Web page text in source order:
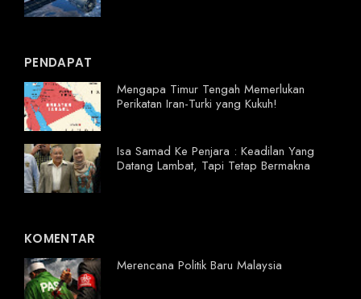
PENDAPAT
Mengapa Timur Tengah Memerlukan
Perikatan Iran-Turki yang Kukuh!
Isa Samad Ke Penjara : Keadilan Yang
Datang Lambat, Tapi Tetap Bermakna
KOMENTAR
Merencana Politik Baru Malaysia